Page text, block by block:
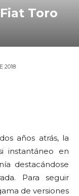
Toro
2018
años atrás, la
instantáneo en
destacándose
Para seguir
de versiones